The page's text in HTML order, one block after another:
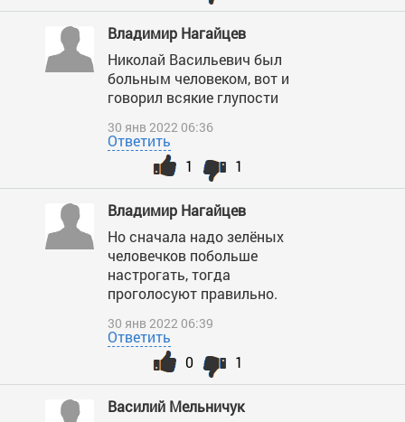
Владимир Нагайцев
Николай Васильевич был
больным человеком, вот и
говорил всякие глупости
30 янв 2022 06:36
Ответить
1
1
Владимир Нагайцев
Но сначала надо зелёных
человечков побольше
настрогать, тогда
проголосуют правильно.
30 янв 2022 06:39
Ответить
1
0
Василий Мельничук